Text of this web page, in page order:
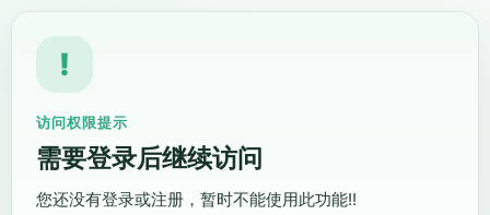
!
访问权限提示
需要登录后继续访问
您还没有登录或注册，暂时不能使用此功能!!